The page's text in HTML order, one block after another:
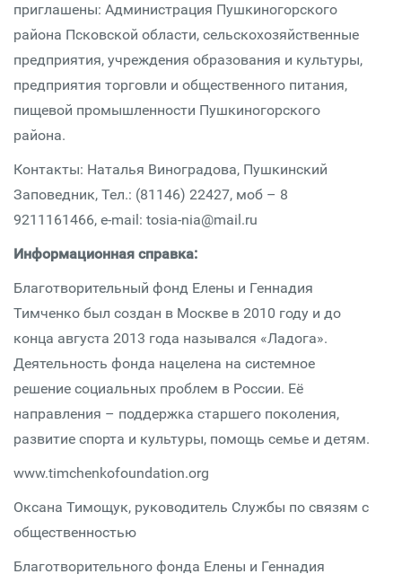
приглашены: Администрация Пушкиногорского
района Псковской области, сельскохозяйственные
предприятия, учреждения образования и культуры,
предприятия торговли и общественного питания,
пищевой промышленности Пушкиногорского
района.
Контакты: Наталья Виноградова, Пушкинский
Заповедник, Тел.: (81146) 22427, моб – 8
9211161466, e-mail: tosia-nia@mail.ru
Информационная справка:
Благотворительный фонд Елены и Геннадия
Тимченко был создан в Москве в 2010 году и до
конца августа 2013 года назывался «Ладога».
Деятельность фонда нацелена на системное
решение социальных проблем в России. Её
направления – поддержка старшего поколения,
развитие спорта и культуры, помощь семье и детям.
www.timchenkofoundation.org
Оксана Тимощук, руководитель Службы по связям с
общественностью
Благотворительного фонда Елены и Геннадия